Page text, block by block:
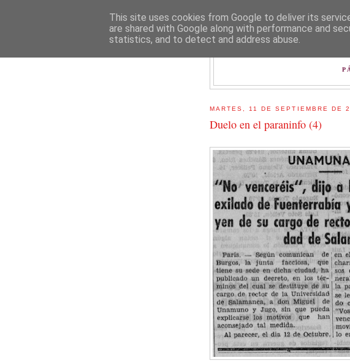
MARTES, 11 DE SEPTIEMBRE DE
Duelo en el paraninfo (4)
This site uses cookies from Google to deliver its
are shared with Google along with performance and
statistics, and to detect and address abuse.